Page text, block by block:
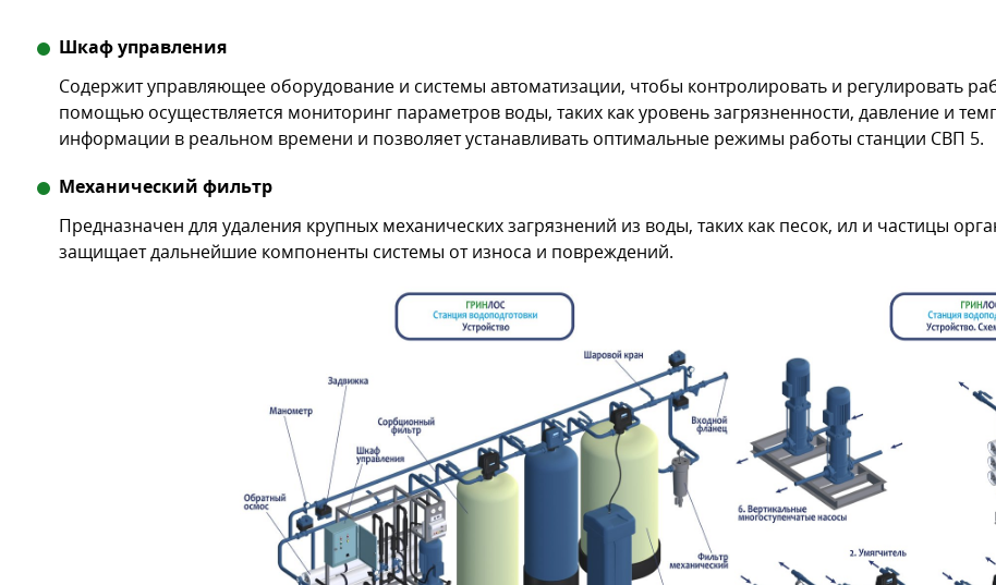
Шкаф управления
Содержит управляющее оборудование и системы автоматизации, чтобы контролировать и регулировать
помощью осуществляется мониторинг параметров воды, таких как уровень загрязненности, давление и
информации в реальном времени и позволяет устанавливать оптимальные режимы работы станции СВП 5.
Механический фильтр
Предназначен для удаления крупных механических загрязнений из воды, таких как песок, ил и частицы
защищает дальнейшие компоненты системы от износа и повреждений.